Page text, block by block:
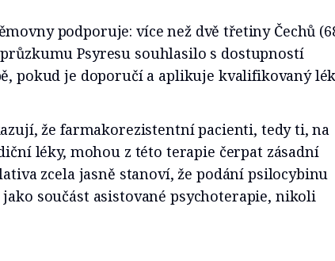
podporuje: více než dvě třetiny Čechů
Psyresu souhlasilo s dostupností
pokud je doporučí a aplikuje kvalifikovaný
že farmakorezistentní pacienti, tedy ti, na
léky, mohou z této terapie čerpat zásadní
zcela jasně stanoví, že podání psilocybinu
součást asistované psychoterapie, nikoli